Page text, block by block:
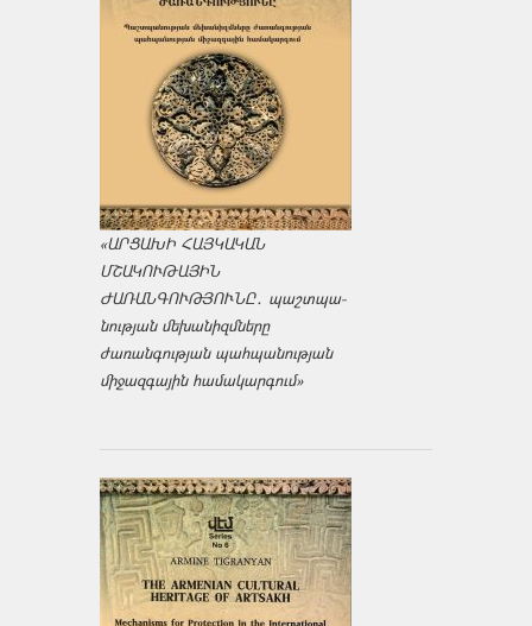
«ԱՐՑԱԽԻ ՀԱՅԿԱԿԱՆ
ՄՇԱԿՈՒԹԱՅԻՆ
ԺԱՌԱՆԳՈՒԹՅՈՒՆԸ․ պաշտպա­
նության մեխանիզմները
ժառանգության պահպանության
միջազ­գային համակարգում»